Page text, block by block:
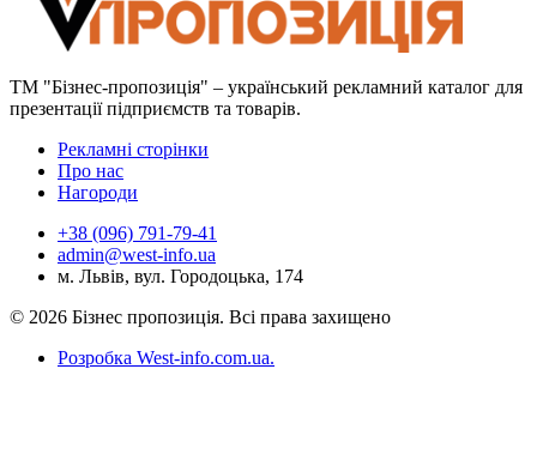
ТМ "Бізнес-пропозиція" – український рекламний каталог для
презентації підприємств та товарів.
Рекламні сторінки
Про нас
Нагороди
+38 (096) 791-79-41
admin@west-info.ua
м. Львів, вул. Городоцька, 174
© 2026 Бізнес пропозиція. Всі права захищено
Розробка West-info.com.ua.